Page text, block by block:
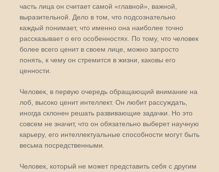
часть лица он считает самой «главной», важной,
выразительной. Дело в том, что подсознательно
каждый понимает, что именно она наиболее точно
рассказывает о его особенностях. По тому, что человек
более всего ценит в своем лице, можно запросто
понять, к чему он стремится в жизни, каковы его
ценности.
Человек, в первую очередь обращающий внимание на
лоб, высоко ценит интеллект. Он любит рассуждать,
иногда склонен решать развивающие задачки. Но это
совсем не значит, что он обязательно выберет научную
карьеру, его интеллектуальные способности могут быть
весьма посредственными.
Человек, который не может представить себя с другим